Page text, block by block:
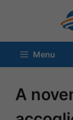
contenuto
Menu
A